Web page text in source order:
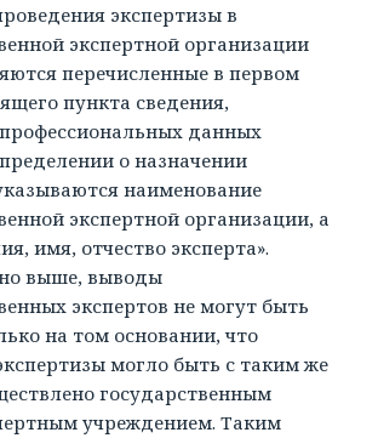
экспертизы в
экспертной организации
перечисленные в первом
пункта сведения,
данных
о назначении
наименование
экспертной организации, а
имя, отчество эксперта».
выше, выводы
экспертов не могут быть
на том основании, что
могло быть с таким же
государственным
учреждением. Таким